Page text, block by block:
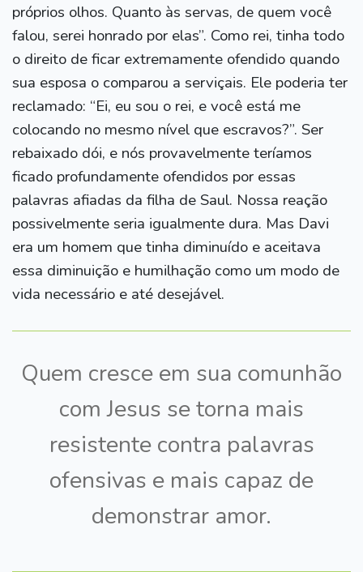
próprios olhos. Quanto às servas, de quem você
falou, serei honrado por elas”. Como rei, tinha todo
o direito de ficar extremamente ofendido quando
sua esposa o comparou a serviçais. Ele poderia ter
reclamado: “Ei, eu sou o rei, e você está me
colocando no mesmo nível que escravos?”. Ser
rebaixado dói, e nós provavelmente teríamos
ficado profundamente ofendidos por essas
palavras afiadas da filha de Saul. Nossa reação
possivelmente seria igualmente dura. Mas Davi
era um homem que tinha diminuído e aceitava
essa diminuição e humilhação como um modo de
vida necessário e até desejável.
Quem cresce em sua comunhão
com Jesus se torna mais
resistente contra palavras
ofensivas e mais capaz de
demonstrar amor.